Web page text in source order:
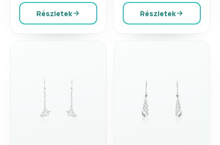
Részletek Részletek